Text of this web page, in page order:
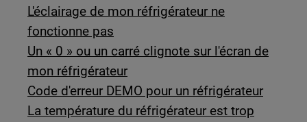
L'éclairage de mon réfrigérateur ne
fonctionne pas
Un « 0 » ou un carré clignote sur l'écran de
mon réfrigérateur
Code d'erreur DEMO pour un réfrigérateur
La température du réfrigérateur est trop